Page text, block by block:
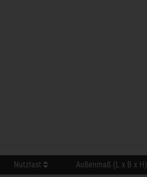
Nutzlast Außenmaß (L x B x H)